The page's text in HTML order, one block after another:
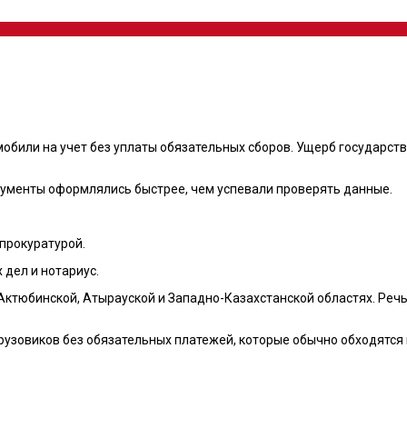
на учет без уплаты обязательных сборов. Ущерб
оформлялись быстрее, чем успевали проверять данные.
и нотариус.
Атырауской и Западно-Казахстанской областях.
без обязательных платежей, которые обычно